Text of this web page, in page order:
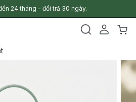
24 tháng - đổi trả 30 ngày.